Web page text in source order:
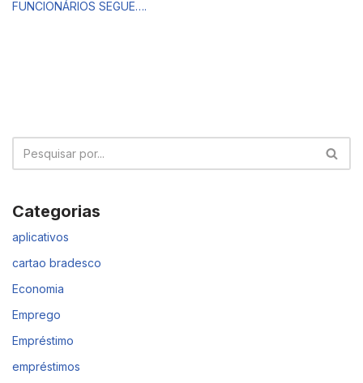
FUNCIONÁRIOS SEGUE….
Categorias
aplicativos
cartao bradesco
Economia
Emprego
Empréstimo
empréstimos